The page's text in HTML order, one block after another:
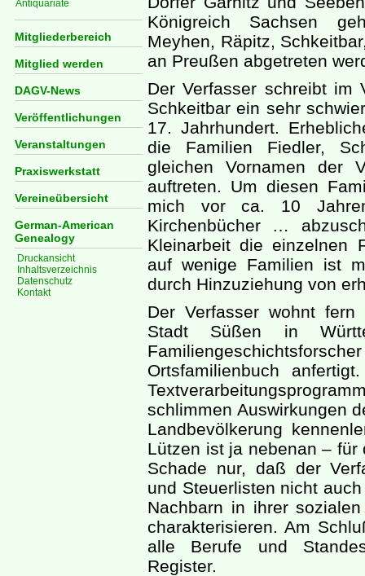
Antiquariate
Mitgliederbereich
Mitglied werden
DAGV-News
Veröffentlichungen
Veranstaltungen
Praxiswerkstatt
Vereineübersicht
German-American
Genealogy
Druckansicht
Inhaltsverzeichnis
Datenschutz
Kontakt
Königreich Sachsen
Meyhen, Räpitz,
an Preußen abgetreten
Der Verfasser schreibt im
Schkeitbar ein sehr
17. Jahrhundert.
die Familien Fiedler,
gleichen Vornamen der
auftreten. Um diesen
mich vor ca. 10
Kirchenbücher …
Kleinarbeit die einzelnen
auf wenige Familien ist
durch Hinzuziehung von
Der Verfasser wohnt
Stadt Süßen in
Ortsfamilienbuch
schlimmen Auswirkungen
Landbevölkerung
Lützen ist ja nebenan –
Schade nur, daß der
und Steuerlisten nicht
Nachbarn in ihrer
charakterisieren. Am
alle Berufe und
Register.